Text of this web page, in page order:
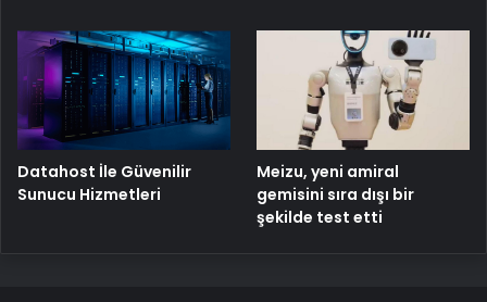
Datahost İle Güvenilir
Sunucu Hizmetleri
Meizu, yeni amiral
gemisini sıra dışı bir
şekilde test etti